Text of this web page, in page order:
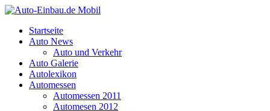
Startseite
Auto News
Auto und Verkehr
Auto Galerie
Autolexikon
Automessen
Automessen 2011
Automesen 2012